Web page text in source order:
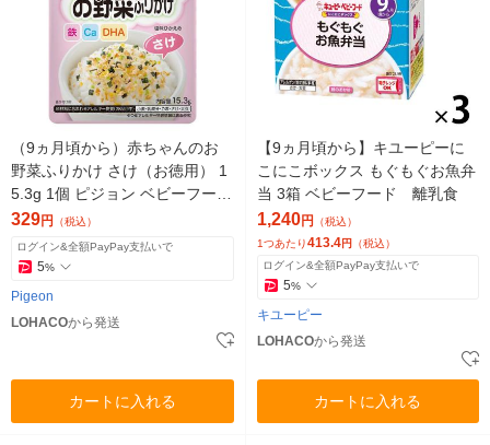
（9ヵ月頃から）赤ちゃんのお
野菜ふりかけ さけ（お徳用） 1
5.3g 1個 ピジョン ベビーフー
ド/離乳食
329円 （税込）
ログイン&全額PayPay支払いで
5%
Pigeon
LOHACOから発送
カートに入れる
【9ヵ月頃から】キユーピーに
こにこボックス もぐもぐお魚弁
当 3箱 ベビーフード 離乳食
1,240円
（税込）
1つあたり413.4円 （税込）
ログイン&全額PayPay支払いで
5%
キユーピー
LOHACOから発送
カートに入れる